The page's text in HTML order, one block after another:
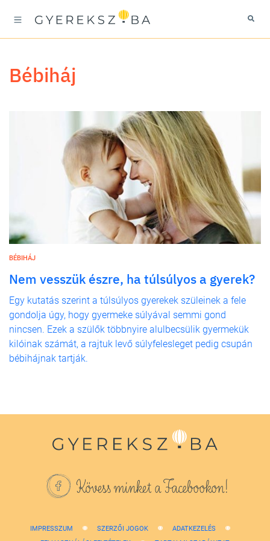
bébiháj
BÉBIHÁJ
Nem vesszük észre, ha túlsúlyos a gyerek?
Egy kutatás szerint a túlsúlyos gyerekek szüleinek a fele
gondolja úgy, hogy gyermeke súlyával semmi gond
nincsen. Ezek a szülők többnyire alulbecsülik gyermekük
kilóinak számát, a rajtuk levő súlyfelesleget pedig csupán
bébihájnak tartják.
Kövess minket a Facebookon!
IMPRESSZUM SZERZŐI JOGOK
ADATKEZELÉS